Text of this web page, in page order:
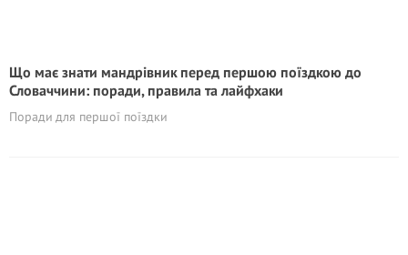
Що має знати мандрівник перед першою поїздкою до
Словаччини: поради, правила та лайфхаки
Поради для першої поїздки